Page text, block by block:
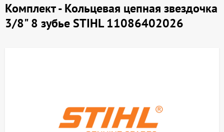
Комплект - Кольцевая цепная звездочка
3/8" 8 зубье STIHL 11086402026